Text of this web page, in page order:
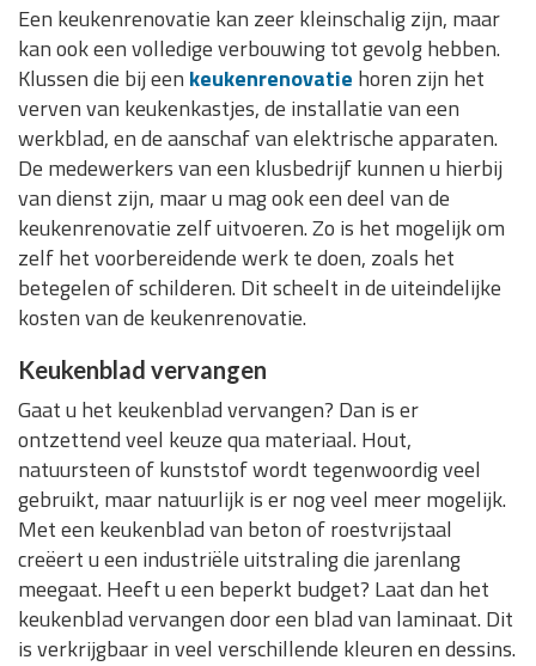
Een keukenrenovatie kan zeer kleinschalig zijn, maar
kan ook een volledige verbouwing tot gevolg hebben.
Klussen die bij een keukenrenovatie horen zijn het
verven van keukenkastjes, de installatie van een
werkblad, en de aanschaf van elektrische apparaten.
De medewerkers van een klusbedrijf kunnen u hierbij
van dienst zijn, maar u mag ook een deel van de
keukenrenovatie zelf uitvoeren. Zo is het mogelijk om
zelf het voorbereidende werk te doen, zoals het
betegelen of schilderen. Dit scheelt in de uiteindelijke
kosten van de keukenrenovatie.
Keukenblad vervangen
Gaat u het keukenblad vervangen? Dan is er
ontzettend veel keuze qua materiaal. Hout,
natuursteen of kunststof wordt tegenwoordig veel
gebruikt, maar natuurlijk is er nog veel meer mogelijk.
Met een keukenblad van beton of roestvrijstaal
creëert u een industriële uitstraling die jarenlang
meegaat. Heeft u een beperkt budget? Laat dan het
keukenblad vervangen door een blad van laminaat. Dit
is verkrijgbaar in veel verschillende kleuren en dessins.